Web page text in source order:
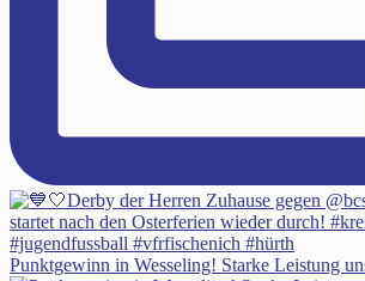
Punktgewinn in Wesseling! Starke Leistung